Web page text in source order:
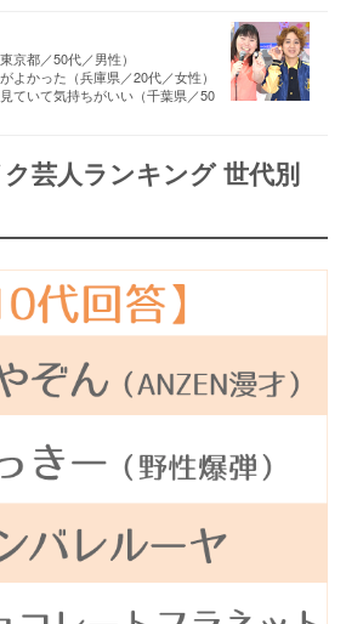
京都／50代／男性）
よかった（兵庫県／20代／女性）
ていて気持ちがいい（千葉県／50
芸人ランキング 世代別